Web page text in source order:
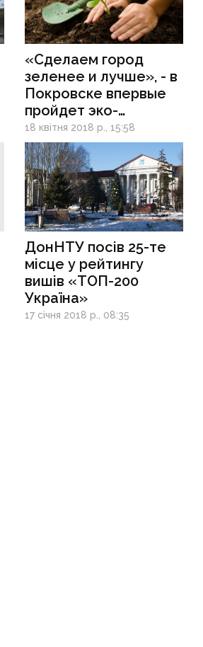
«Сделаем город
зеленее и лучше», - в
Покровске впервые
пройдет эко-
фестиваль
18 квітня 2018 р., 15:58
ДонНТУ посів 25-те
місце у рейтингу
вишів «ТОП-200
Україна»
17 січня 2018 р., 08:35